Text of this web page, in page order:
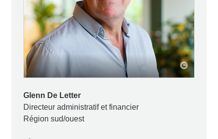
Glenn De Letter
Directeur administratif et financier
Région sud/ouest